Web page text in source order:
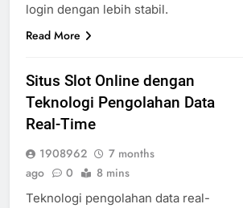
login dengan lebih stabil.
Read More
Situs Slot Online dengan
Teknologi Pengolahan Data
Real-Time
1908962
7 months
ago
0 8 mins
Teknologi pengolahan data real-